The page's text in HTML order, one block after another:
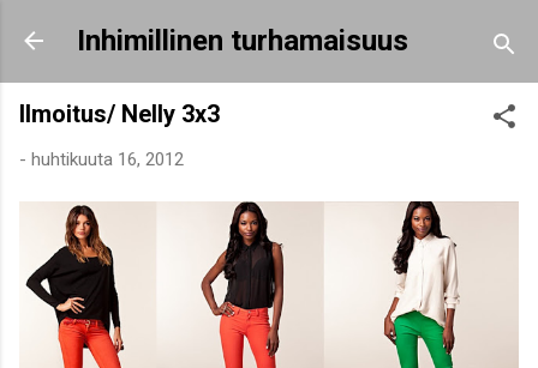
Siirry pääsisältöön
Inhimillinen turhamaisuus
Ilmoitus/ Nelly 3x3
- huhtikuuta 16, 2012